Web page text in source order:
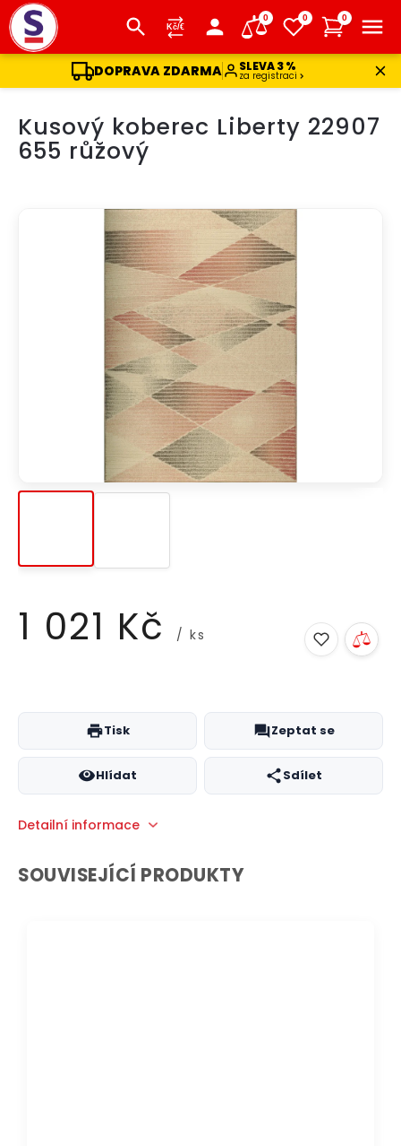
DOPRAVA ZDARMA SLEVA 3 %
za registraci
0 0 0
obsahKusový koberec Liberty 22907
655 růžový
1 021 Kč / ks
Tisk Zeptat se
Hlídat Sdílet
Detailní informace
SOUVISEJÍCÍ PRODUKTY